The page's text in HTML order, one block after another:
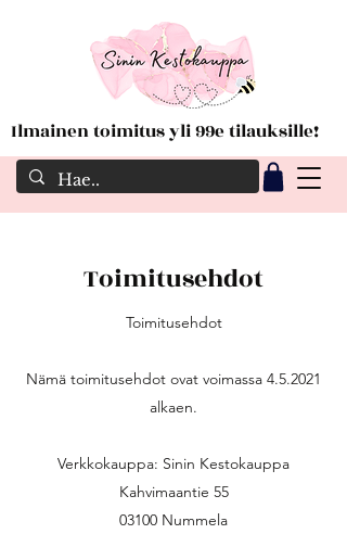
Ilmainen toimitus yli 99e tilauksille!
Toimitusehdot
Toimitusehdot
Nämä toimitusehdot ovat voimassa 4.5.2021
alkaen.
Verkkokauppa: Sinin Kestokauppa
Kahvimaantie 55
03100 Nummela